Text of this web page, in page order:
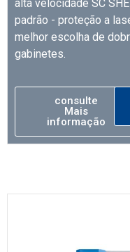
alta velocidade SC
padrão - proteção a
melhor escolha de
gabinetes.
consulte
Mais
informação